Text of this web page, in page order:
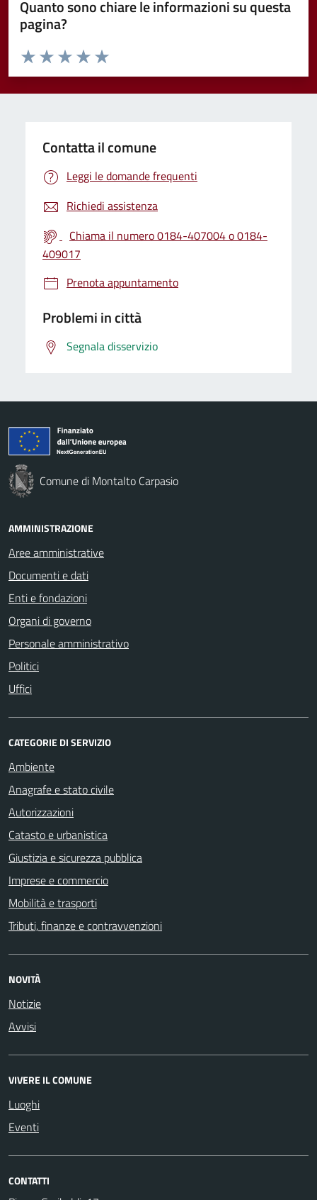
Quanto sono chiare le informazioni su questa
pagina?
Valuta da 1 a 5 stelle la pagina
Valuta 5 stelle su 5
Valuta 4 stelle su 5
Valuta 3 stelle su 5
Valuta 2 stelle su 5
Valuta 1 stelle su 5
Contatta il comune
Leggi le domande frequenti
Richiedi assistenza
Chiama il numero 0184-407004 o 0184-
409017
Prenota appuntamento
Problemi in città
Segnala disservizio
Comune di Montalto Carpasio
AMMINISTRAZIONE
Aree amministrative
Documenti e dati
Enti e fondazioni
Organi di governo
Personale amministrativo
Politici
Uffici
CATEGORIE DI SERVIZIO
Ambiente
Anagrafe e stato civile
Autorizzazioni
Catasto e urbanistica
Giustizia e sicurezza pubblica
Imprese e commercio
Mobilità e trasporti
Tributi, finanze e contravvenzioni
NOVITÀ
Notizie
Avvisi
VIVERE IL COMUNE
Luoghi
Eventi
CONTATTI